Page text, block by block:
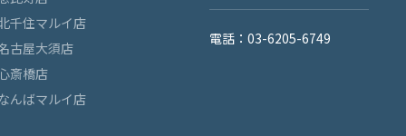
千住マルイ店
古屋大須店
斎橋店
んばマルイ店
電話：03-6205-6749